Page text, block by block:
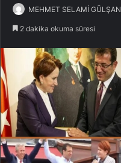
MEHMET SELAMİ GÜLŞAN
2 dakika okuma süresi